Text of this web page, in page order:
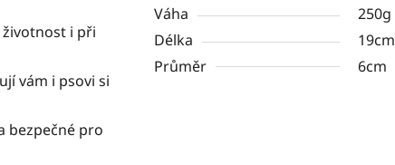
i při
vám i psovi si
bezpečné pro
Váha
250g
Délka
19cm
Průměr
6cm